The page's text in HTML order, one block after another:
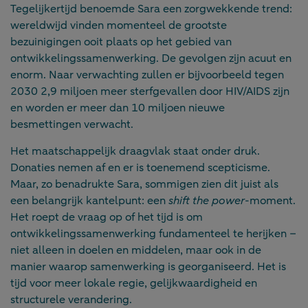
Tegelijkertijd benoemde Sara een zorgwekkende trend:
wereldwijd vinden momenteel de grootste
bezuinigingen ooit plaats op het gebied van
ontwikkelingssamenwerking. De gevolgen zijn acuut en
enorm. Naar verwachting zullen er bijvoorbeeld tegen
2030 2,9 miljoen meer sterfgevallen door HIV/AIDS zijn
en worden er meer dan 10 miljoen nieuwe
besmettingen verwacht.
Het maatschappelijk draagvlak staat onder druk.
Donaties nemen af en er is toenemend scepticisme.
Maar, zo benadrukte Sara, sommigen zien dit juist als
een belangrijk kantelpunt: eenshift the power-moment.
Het roept de vraag op of het tijd is om
ontwikkelingssamenwerking fundamenteel te herijken –
niet alleen in doelen en middelen, maar ook in de
manier waarop samenwerking is georganiseerd. Het is
tijd voor meer lokale regie, gelijkwaardigheid en
structurele verandering.